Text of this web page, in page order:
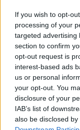
If you wish to opt-
processing of your
targeted advertising
section to confirm
opt-out request is
interest-based ads
us or personal
your opt-out. You
disclosure of your
IAB’s list of
also be disclosed
disposto ai
estranea ai
guida della
©